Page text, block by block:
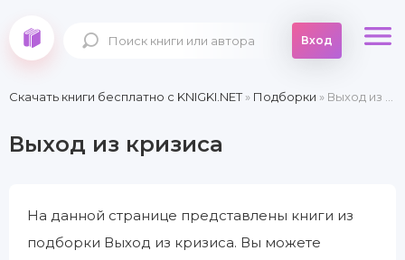
Вход
Скачать книги бесплатно c KNIGKI.NET» Подборки » Выход из кризиса
Выход из кризиса
На данной странице представлены книги из
подборки Выход из кризиса. Вы можете